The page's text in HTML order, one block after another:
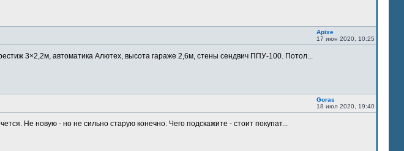
Apixe
17 июн 2020, 10:25
3×2,2м, автоматика Алютех, высота гараже 2,6м, стены сендвич ППУ-100. Потол...
Goras
18 июл 2020, 19:40
Не новую - но не сильно старую конечно. Чего подскажите - стоит покупат...